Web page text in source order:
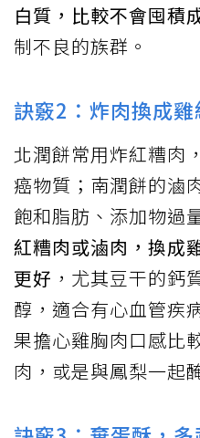
白質，比較不會囤積
制不良的族群。
訣竅2：炸肉換成
北潤餅常用炸紅糟肉
癌物質；南潤餅的滷
飽和脂肪、添加物過
紅糟肉或滷肉，換成
更好 ，尤其豆干的鈣
醇，適合有心血管疾
果擔心雞胸肉口感比
肉，或是與鳳梨一起